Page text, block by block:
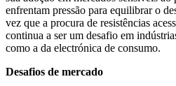
enfrentam pressão para equilibrar o
vez que a procura de resistências
continua a ser um desafio em
como a da electrónica de consumo.
Desafios de mercado